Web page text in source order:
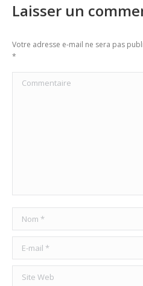
Laisser un
Votre adresse e-mail ne sera pas
*
Commentaire
Nom *
E-mail *
Site Web